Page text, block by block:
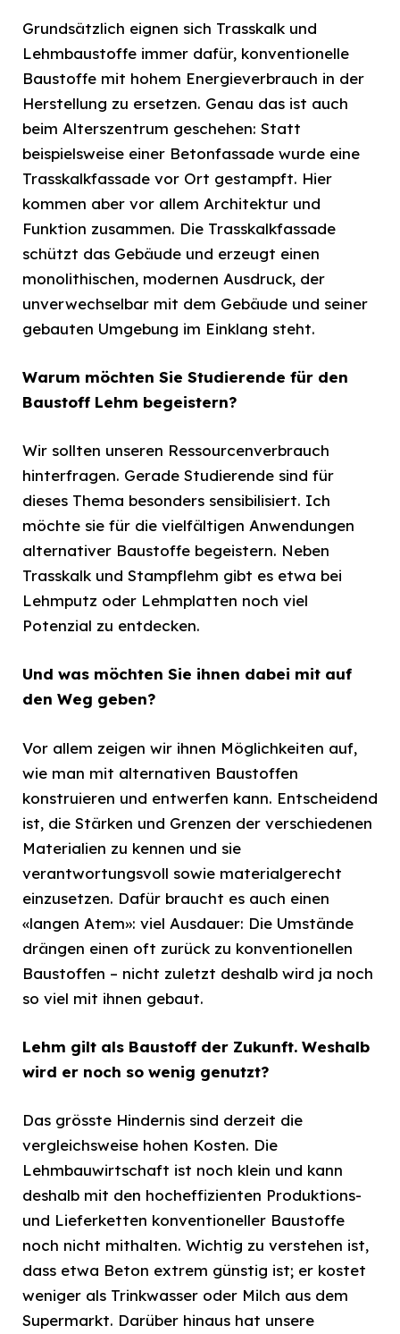
Grundsätzlich eignen sich Trasskalk und
Lehmbaustoffe immer dafür, konventionelle
Baustoffe mit hohem Energieverbrauch in der
Herstellung zu ersetzen. Genau das ist auch
beim Alterszentrum geschehen: Statt
beispielsweise einer Betonfassade wurde eine
Trasskalkfassade vor Ort gestampft. Hier
kommen aber vor allem Architektur und
Funktion zusammen. Die Trasskalkfassade
schützt das Gebäude und erzeugt einen
monolithischen, modernen Ausdruck, der
unverwechselbar mit dem Gebäude und seiner
gebauten Umgebung im Einklang steht.
Warum möchten Sie Studierende für den
Baustoff Lehm begeistern?
Wir sollten unseren Ressourcenverbrauch
hinterfragen. Gerade Studierende sind für
dieses Thema besonders sensibilisiert. Ich
möchte sie für die vielfältigen Anwendungen
alternativer Baustoffe begeistern. Neben
Trasskalk und Stampflehm gibt es etwa bei
Lehmputz oder Lehmplatten noch viel
Potenzial zu entdecken.
Und was möchten Sie ihnen dabei mit auf
den Weg geben?
Vor allem zeigen wir ihnen Möglichkeiten auf,
wie man mit alternativen Baustoffen
konstruieren und entwerfen kann. Entscheidend
ist, die Stärken und Grenzen der verschiedenen
Materialien zu kennen und sie
verantwortungsvoll sowie materialgerecht
einzusetzen. Dafür braucht es auch einen
«langen Atem»: viel Ausdauer: Die Umstände
drängen einen oft zurück zu konventionellen
Baustoffen – nicht zuletzt deshalb wird ja noch
so viel mit ihnen gebaut.
Lehm gilt als Baustoff der Zukunft. Weshalb
wird er noch so wenig genutzt?
Das grösste Hindernis sind derzeit die
vergleichsweise hohen Kosten. Die
Lehmbauwirtschaft ist noch klein und kann
deshalb mit den hocheffizienten Produktions-
und Lieferketten konventioneller Baustoffe
noch nicht mithalten. Wichtig zu verstehen ist,
dass etwa Beton extrem günstig ist; er kostet
weniger als Trinkwasser oder Milch aus dem
Supermarkt. Darüber hinaus hat unsere